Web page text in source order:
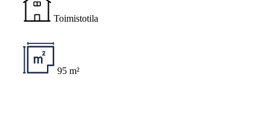
Toimistotila
95 m²